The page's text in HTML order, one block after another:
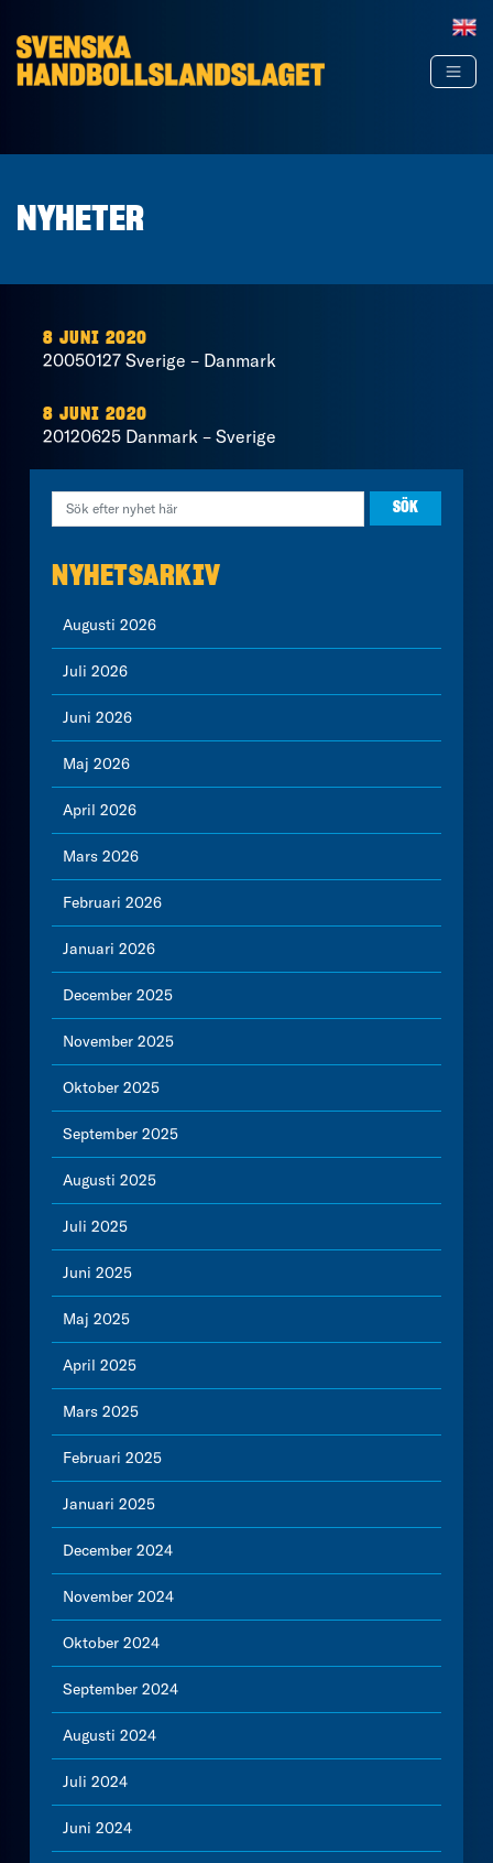
NYHETER
8 JUNI 2020
20050127 Sverige – Danmark
8 JUNI 2020
20120625 Danmark – Sverige
NYHETSARKIV
Augusti 2026
Juli 2026
Juni 2026
Maj 2026
April 2026
Mars 2026
Februari 2026
Januari 2026
December 2025
November 2025
Oktober 2025
September 2025
Augusti 2025
Juli 2025
Juni 2025
Maj 2025
April 2025
Mars 2025
Februari 2025
Januari 2025
December 2024
November 2024
Oktober 2024
September 2024
Augusti 2024
Juli 2024
Juni 2024